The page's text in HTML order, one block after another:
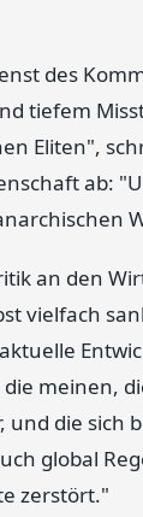
des
tiefem
Eliten",
ab:
an den
vielfach
meinen,
und die
global
zerstört."